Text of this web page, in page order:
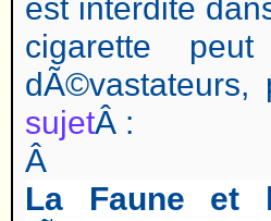
est interdite
cigarette
dÃ©vastateurs,
sujetÂ :
Â
La Faune et